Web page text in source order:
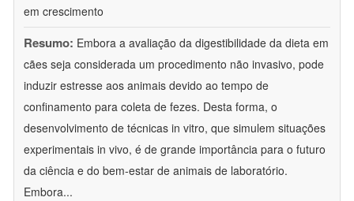
em crescimento
Resumo: Embora a avaliação da digestibilidade da dieta em
cães seja considerada um procedimento não invasivo, pode
induzir estresse aos animais devido ao tempo de
confinamento para coleta de fezes. Desta forma, o
desenvolvimento de técnicas in vitro, que simulem situações
experimentais in vivo, é de grande importância para o futuro
da ciência e do bem-estar de animais de laboratório.
Embora...